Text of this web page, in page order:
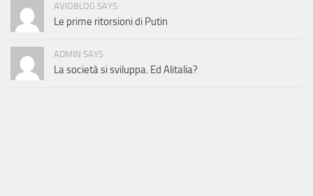
AVIOBLOG SAYS:
Le prime ritorsioni di Putin
ADMIN SAYS:
La società si sviluppa. Ed Alitalia?